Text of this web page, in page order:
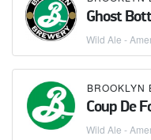
Ghost
Wild Ale -
BROOKLYN
Coup De
Wild Ale -